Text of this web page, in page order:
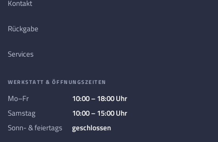
Kontakt
Rückgabe
Services
WERKSTATT & ÖFFNUNGSZEITEN
Mo–Fr
10:00 – 18:00 Uhr
Samstag
10:00 – 15:00 Uhr
Sonn- & feiertags
geschlossen